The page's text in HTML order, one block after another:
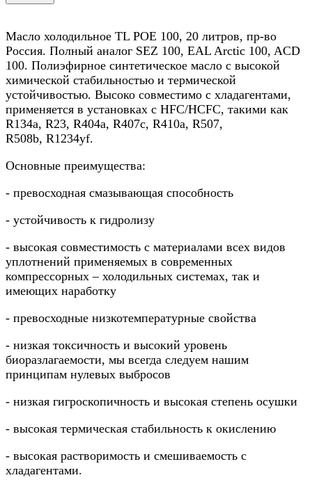
Масло холодильное TL POE 100, 20 литров, пр-во
Россия. Полный аналог SEZ 100, EAL Arctic 100, ACD
100. Полиэфирное синтетическое масло с высокой
химической стабильностью и термической
устойчивостью. Высоко совместимо с хладагентами,
применяется в установках с HFC/HCFC, такими как
R134a, R23, R404a, R407c, R410а, R507,
R508b, R1234yf.
Основные преимущества:
- превосходная смазывающая способность
- устойчивость к гидролизу
- высокая совместимость с материалами всех видов
уплотнений применяемых в современных
компрессорных – холодильных системах, так и
имеющих наработку
- превосходные низкотемпературные свойства
- низкая токсичность и высокий уровень
биоразлагаемости, мы всегда следуем нашим
принципам нулевых выбросов
- низкая гигроскопичность и высокая степень осушки
- высокая термическая стабильность к окислению
- высокая растворимость и смешиваемость с
хладагентами.